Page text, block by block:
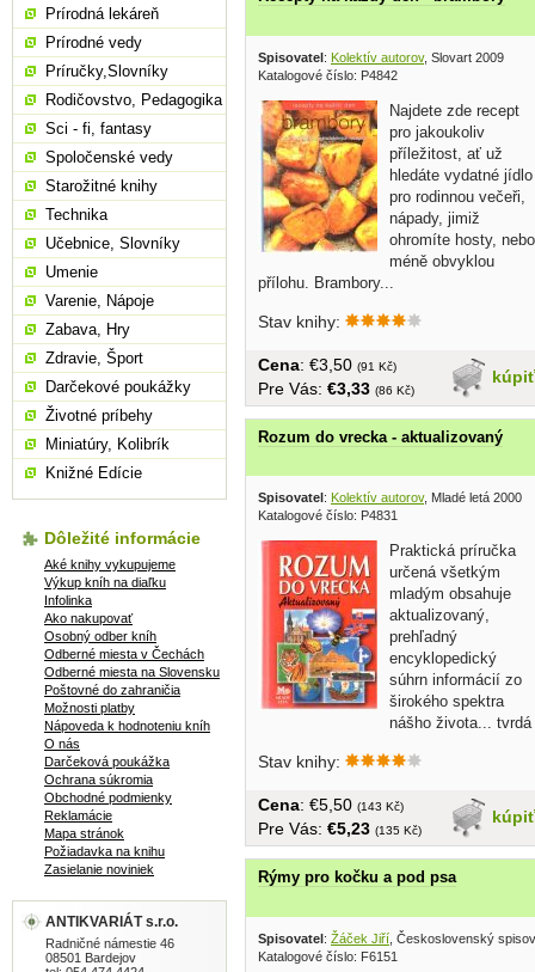
Spisovatel: Kolektív autorov, Slovart 2009
Katalogové číslo: P4842
Najdete zde recept
pro jakoukoliv
příležitost, ať už
hledáte vydatné jídlo
pro rodinnou večeři,
nápady, jimiž
ohromíte hosty, nebo
méně obvyklou
přílohu. Brambory...
Stav knihy:
kúpiť
Cena: €3,50 (91 Kč)
Pre Vás: €3,33 (86 Kč)
Rozum do vrecka - aktualizovaný
Spisovatel : Kolektív autorov, Mladé letá 2000
Katalogové číslo: P4831
Praktická príručka
určená všetkým
mladým obsahuje
aktualizovaný,
prehľadný
encyklopedický
súhrn informácií zo
širokého spektra
nášho života... tvrdá
Stav knihy:
kúpiť
Cena: €5,50 (143 Kč)
Pre Vás: €5,23 (135 Kč)
Rýmy pro kočku a pod psa
Spisovatel: Žáček Jiří , Československý
Katalogové číslo: F6151
Prírodná lekáreň
Prírodné vedy
Príručky,Slovníky
Rodičovstvo, Pedagogika
Sci - fi, fantasy
Spoločenské vedy
Starožitné knihy
Technika
Učebnice, Slovníky
Umenie
Varenie, Nápoje
Zabava, Hry
Zdravie, Šport
Darčekové poukážky
Životné príbehy
Miniatúry, Kolibrík
Knižné Edície
Dôležité informácie
Aké knihy vykupujeme
Výkup kníh na diaľku
Infolinka
Ako nakupovať
Osobný odber kníh
Odberné miesta v Čechách
Odberné miesta na Slovensku
Poštovné do zahraničia
Možnosti platby
Nápoveda k hodnoteniu kníh
O nás
Darčeková poukážka
Ochrana súkromia
Obchodné podmienky
Reklamácie
Mapa stránok
Požiadavka na knihu
Zasielanie noviniek
ANTIKVARIÁT s.r.o.
Radničné námestie 46
08501 Bardejov